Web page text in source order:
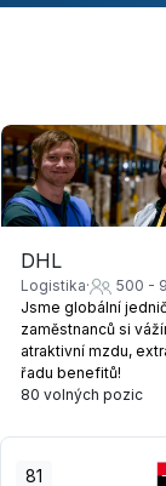
DHL
Logistika
500 -
Jsme globální
zaměstnanců si vážíme! Nabízíme
atraktivní mzdu,
řadu benefitů!
80 volných pozic
81